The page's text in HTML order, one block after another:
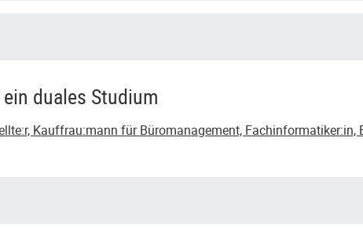
duales Studium
Kauffrau:mann für Büromanagement,